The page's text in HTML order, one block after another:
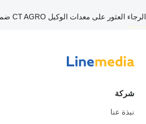
الرجاء العثور على معدات الوكيل CT AGRO ضمن هذه الفئات
disallow-in-dsa
شركة
نبذة عنا